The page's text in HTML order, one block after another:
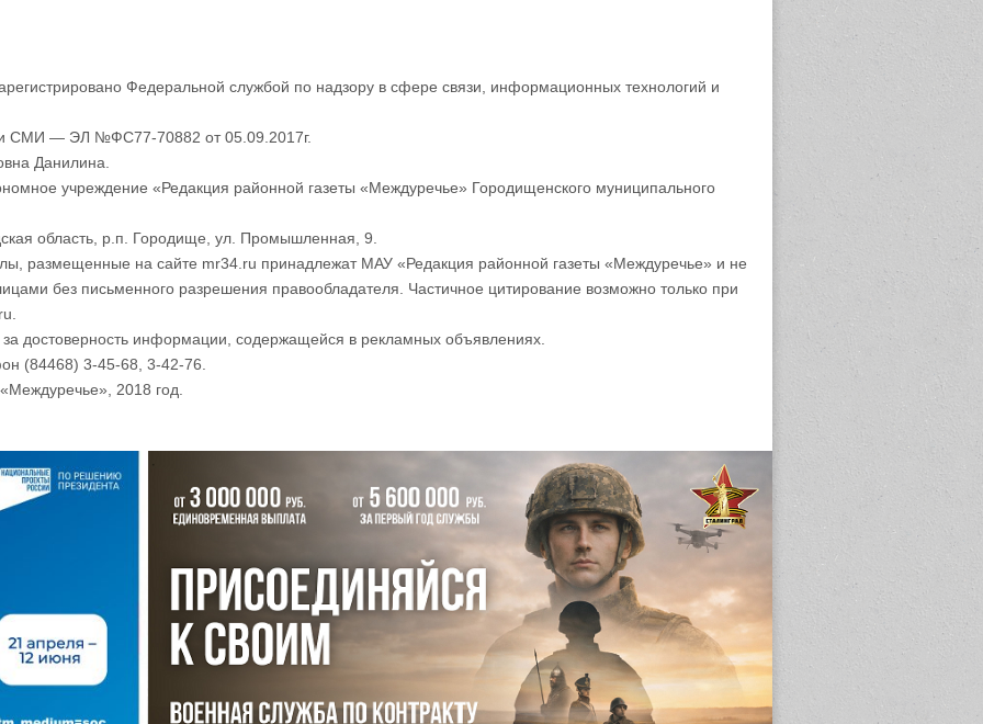
Федеральной службой по надзору в сфере связи, информационных технологий и
СМИ — ЭЛ №ФС77-70882 от 05.09.2017г.
Данилина.
учреждение «Редакция районной газеты «Междуречье» Городищенского муниципального
область, р.п. Городище, ул. Промышленная, 9.
размещенные на сайте mr34.ru принадлежат МАУ «Редакция районной газеты «Междуречье» и не
без письменного разрешения правообладателя. Частичное цитирование возможно только при
за достоверность информации, содержащейся в рекламных объявлениях.
(84468) 3-45-68, 3-42-76.
2018 год.